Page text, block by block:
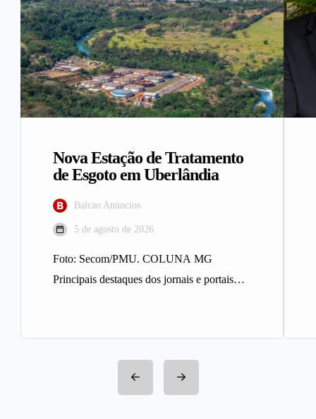
Nova Estação de Tratamento
de Esgoto em Uberlândia
Balcao Anúncios
5 de agosto de 2026
Foto: Secom/PMU. COLUNA MG
Principais destaques dos jornais e portais